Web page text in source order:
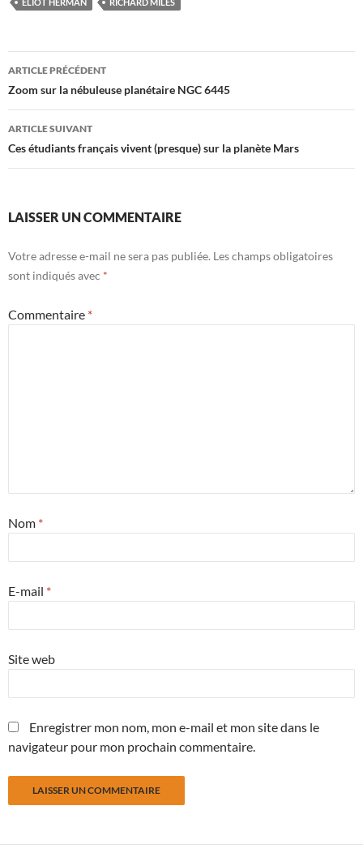
ELIOT HERMAN RICHARD MILES
Navigation
des
articles
ARTICLE PRÉCÉDENT
Zoom sur la nébuleuse planétaire NGC 6445
ARTICLE SUIVANT
Ces étudiants français vivent (presque) sur la planète Mars
LAISSER UN COMMENTAIRE
Votre adresse e-mail ne sera pas publiée. Les champs obligatoires
sont indiqués avec *
Commentaire *
Nom *
E-mail *
Site web
Enregistrer mon nom, mon e-mail et mon site dans le
navigateur pour mon prochain commentaire.